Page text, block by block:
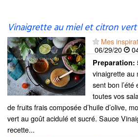
Vinaigrette au miel et citron vert
Mes
06/29/20
Preparation:
vinaigrette au
sent bon
toutes vos
de fruits frais composée d’huile d’olive,
vert au goût acidulé et sucré. Sauce
recette...